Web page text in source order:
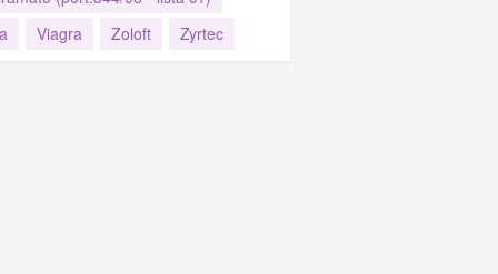
Viagra Zoloft Zyrtec